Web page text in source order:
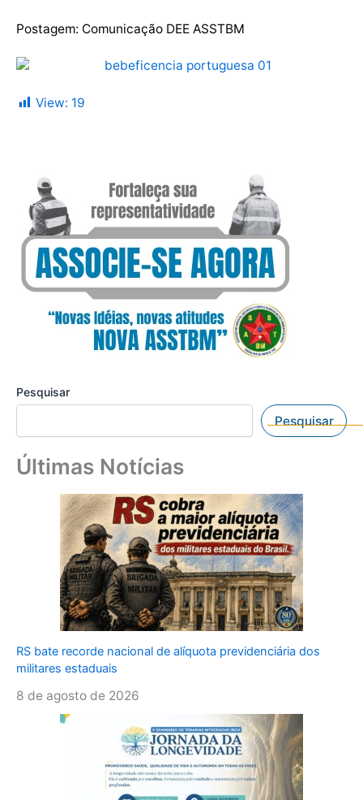
Postagem: Comunicação DEE ASSTBM
View: 19
Pesquisar
Pesquisar
Últimas Notícias
RS bate recorde nacional de alíquota previdenciária dos
militares estaduais
8 de agosto de 2026